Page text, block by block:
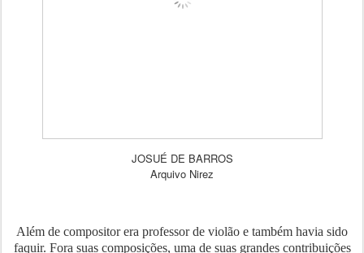
JOSUÉ DE BARROS
Arquivo Nirez
Além de compositor era professor de violão e também havia sido
faquir. Fora suas composições, uma de suas grandes contribuições